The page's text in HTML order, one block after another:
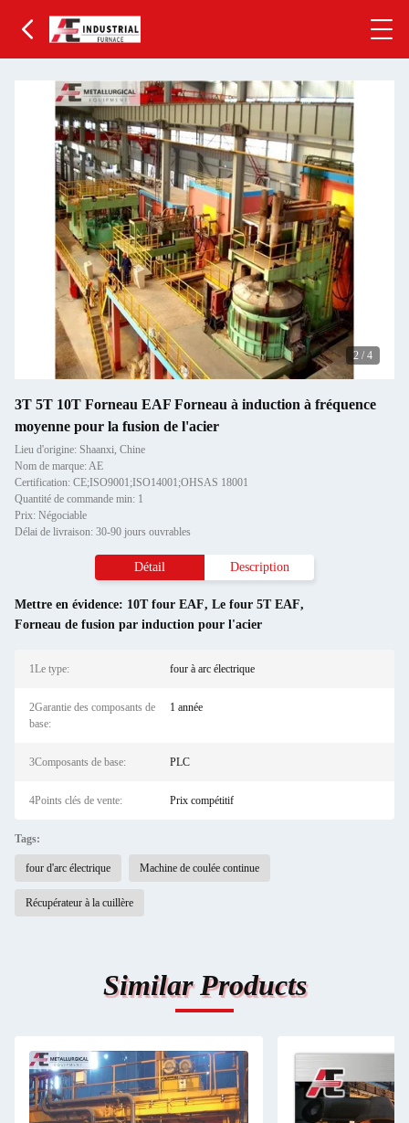
2 / 4
3T 5T 10T Forneau EAF Forneau à induction à fréquence
moyenne pour la fusion de l'acier
Lieu d'origine: Shaanxi, Chine
Nom de marque: AE
Certification: CE;ISO9001;ISO14001;OHSAS 18001
Quantité de commande min: 1
Prix: Négociable
Délai de livraison: 30-90 jours ouvrables
Détail Description
Mettre en évidence: 10T four EAF, Le four 5T EAF,
Forneau de fusion par induction pour l'acier
1Le type: four à arc électrique
2Garantie des composants de
base:
1 année
3Composants de base: PLC
4Points clés de vente: Prix compétitif
Tags:
four d'arc électrique Machine de coulée continue
Récupérateur à la cuillère
Similar Products